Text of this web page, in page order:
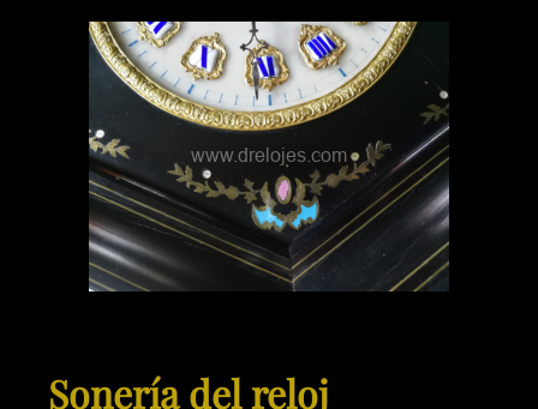
Sonería del reloj